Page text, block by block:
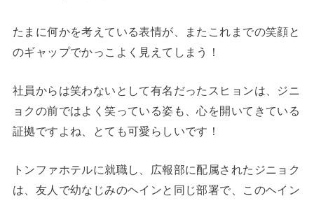
たまに何かを考えている表情が、またこれまでの笑顔と
のギャップでかっこよく見えてしまう！
社員からは笑わないとして有名だったスヒョンは、ジニ
ョクの前ではよく笑っている姿も、心を開いてきている
証拠ですよね、とても可愛らしいです！
トンファホテルに就職し、広報部に配属されたジニョク
は、友人で幼なじみのヘインと同じ部署で、このヘイン